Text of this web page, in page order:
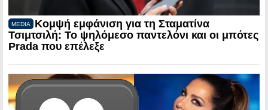
MEDIA
Κομψή εμφάνιση για τη Σταματίνα
Τσιμτσιλή: Το ψηλόμεσο παντελόνι και οι μπότες
Prada που επέλεξε